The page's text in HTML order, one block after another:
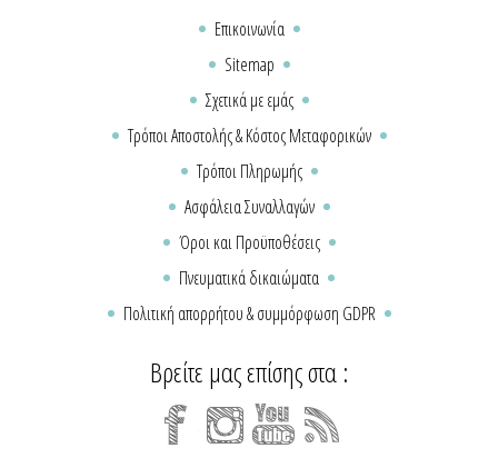
Επικοινωνία
Sitemap
Σχετικά με εμάς
Τρόποι Αποστολής & Κόστος Μεταφορικών
Τρόποι Πληρωμής
Ασφάλεια Συναλλαγών
Όροι και Προϋποθέσεις
Πνευματικά δικαιώματα
Πολιτική απορρήτου & συμμόρφωση GDPR
Βρείτε μας επίσης στα :